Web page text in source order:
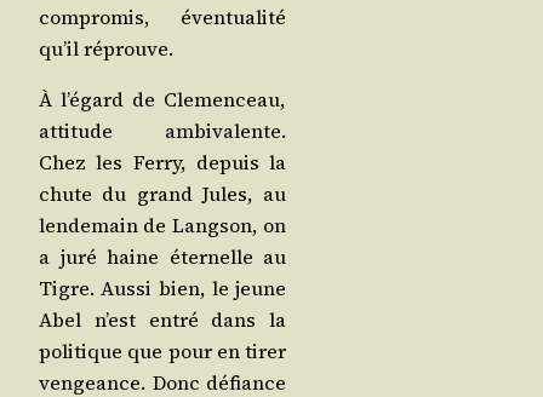
com­pro­mis, éven­tua­li­té
qu’il réprouve.
À l’égard de Cle­men­ceau,
atti­tude ambi­va­lente.
Chez les Fer­ry, depuis la
chute du grand Jules, au
len­de­main de Lang­son, on
a juré haine éter­nelle au
Tigre. Aus­si bien, le jeune
Abel n’est entré dans la
poli­tique que pour en tirer
ven­geance. Donc défiance